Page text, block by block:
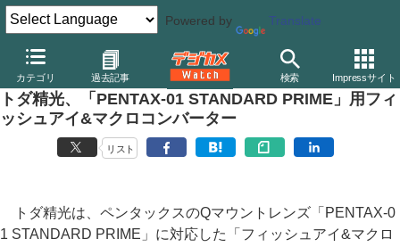
Powered by Translate
カテゴリ 過去記事 検索 Impressサイト
デジカメ Watch レンズ 交換レンズ その他
トダ精光、「PENTAX-01 STANDARD PRIME」用フィ
ッシュアイ&マクロコンバーター
リスト
トダ精光は、ペンタックスのQマウントレンズ「PENTAX-0
1 STANDARD PRIME」に対応した「フィッシュアイ&マクロ